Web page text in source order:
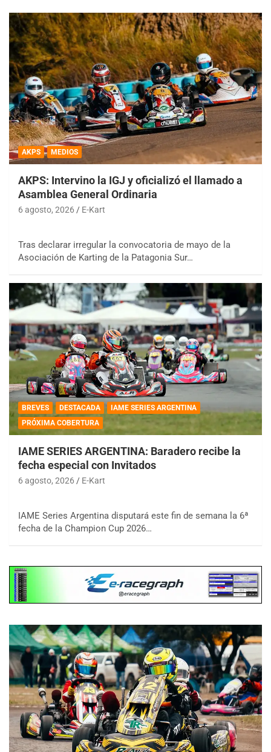
AKPS MEDIOS
AKPS: Intervino la IGJ y oficializó el llamado a
Asamblea General Ordinaria
6 agosto, 2026 E-Kart
Tras declarar irregular la convocatoria de mayo de la
Asociación de Karting de la Patagonia Sur…
BREVES DESTACADA
IAME SERIES ARGENTINA
PRÓXIMA COBERTURA
IAME SERIES ARGENTINA: Baradero recibe la
fecha especial con Invitados
6 agosto, 2026 E-Kart
IAME Series Argentina disputará este fin de semana la 6ª
fecha de la Champion Cup 2026…